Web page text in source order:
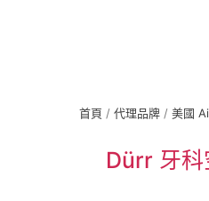
首頁 / 代理品牌 / 美國
Dürr 牙科